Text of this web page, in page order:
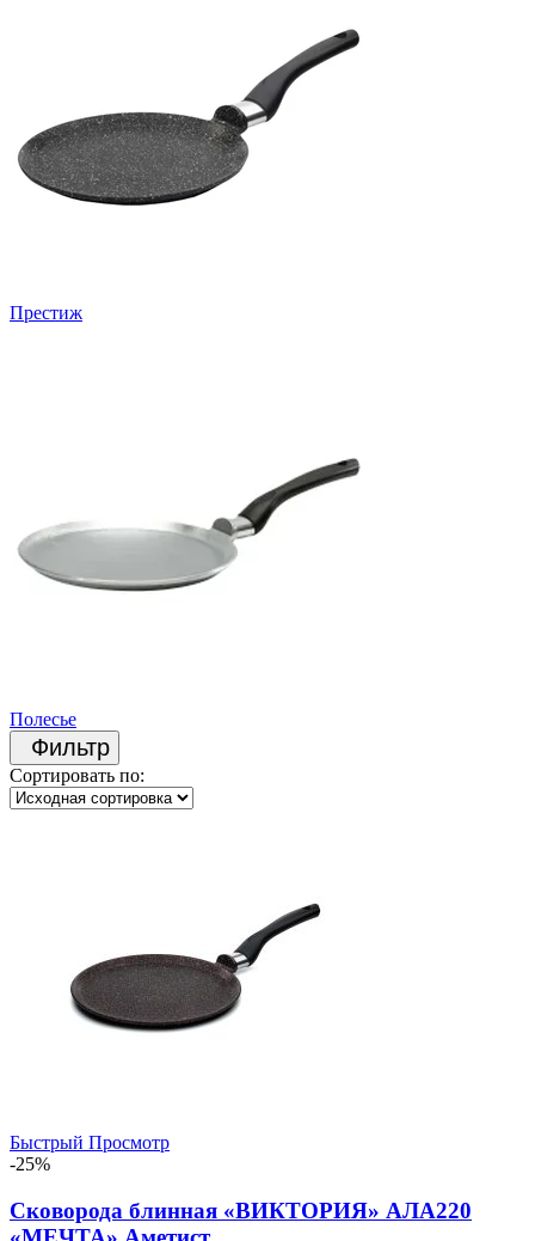
Престиж
Полесье
Фильтр
Сортировать по:
Быстрый Просмотр
-25%
Сковорода блинная «ВИКТОРИЯ» АЛА220